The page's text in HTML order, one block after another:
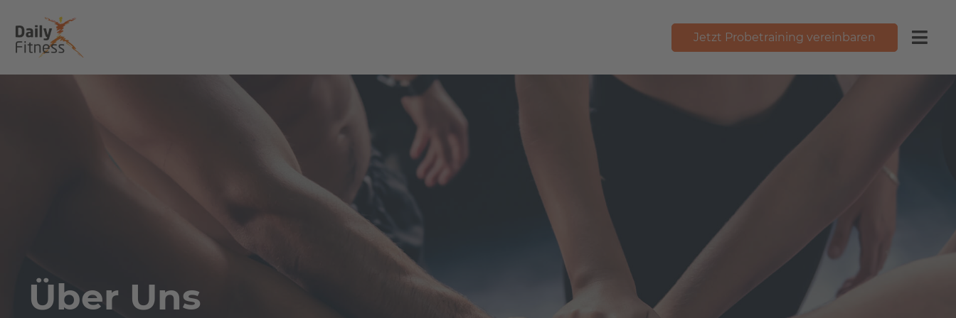
Jetzt Probetraining vereinbaren
Über Uns